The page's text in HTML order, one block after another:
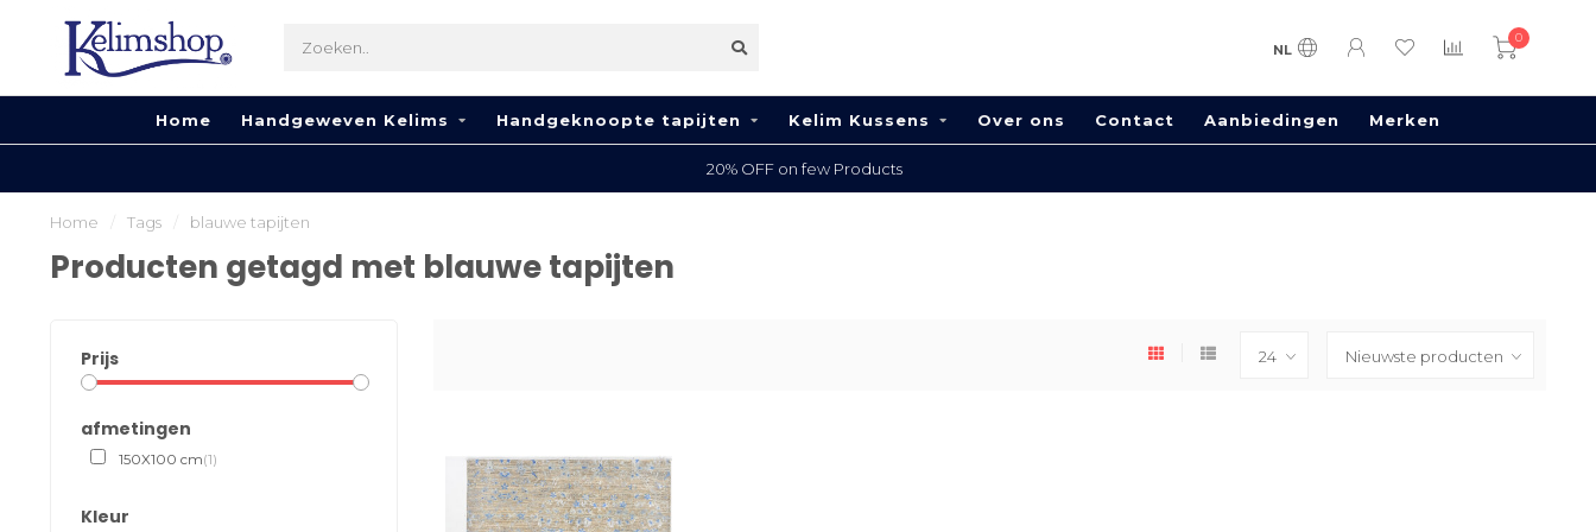
NL
0
Home Handgeweven Kelims Handgeknoopte tapijten Kelim Kussens Over ons Contact Aanbiedingen Merken
20% OFF on few Products
Home Tags blauwe tapijten
Producten getagd met blauwe tapijten
Prijs
afmetingen
150X100 cm(1)
Kleur